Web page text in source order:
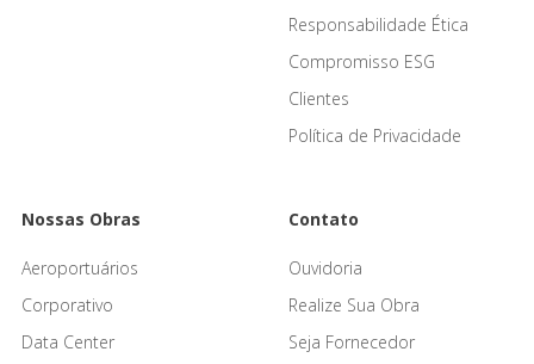
Responsabilidade Ética
Compromisso ESG
Clientes
Política de Privacidade
Nossas Obras
Aeroportuários
Corporativo
Data Center
Contato
Ouvidoria
Realize Sua Obra
Seja Fornecedor